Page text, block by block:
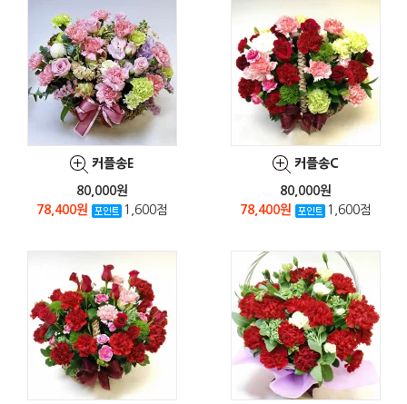
커플송E
80,000원
78,400원
1,600점
커플송C
80,000원
78,400원
1,600점